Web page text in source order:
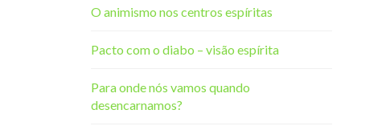
O animismo nos centros espíritas
Pacto com o diabo – visão espírita
Para onde nós vamos quando
desencarnamos?